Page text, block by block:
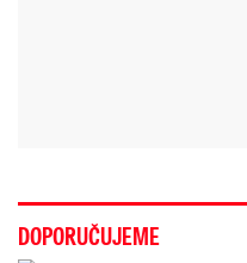
DOPORUČUJEME